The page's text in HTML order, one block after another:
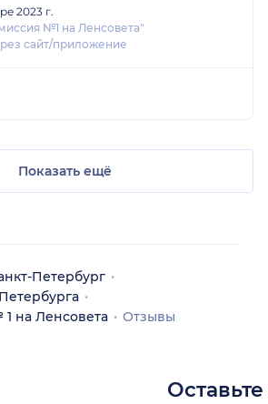
2023 г.
№1 на Ленсовета"
сайт/приложение
Показать ещё
Петербург
на Ленсовета
Отзывы